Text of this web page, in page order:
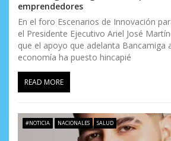
emprendedores
En el foro Escenarios de Innovación
el Presidente Ejecutivo Ariel José
que el apoyo que adelanta Bancamiga
economía ha puesto hincapié
READ MORE
#NOTICIA NACIONALES SALUD